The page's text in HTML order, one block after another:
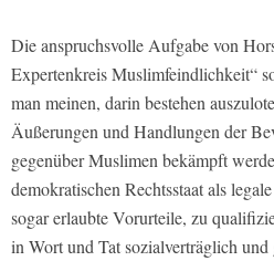
Die anspruchsvolle Aufgabe von
Expertenkreis Muslimfeindlichkeit“
man meinen, darin bestehen
Äußerungen und Handlungen der
gegenüber Muslimen bekämpft
demokratischen Rechtsstaat als
sogar erlaubte Vorurteile, zu
in Wort und Tat sozialverträglich und